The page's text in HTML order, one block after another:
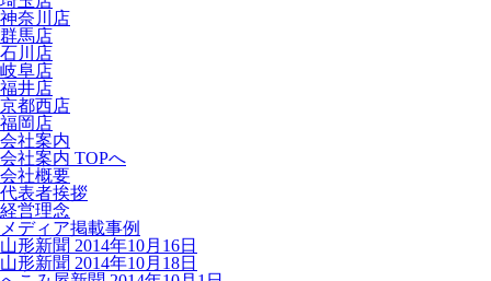
神奈川店
群馬店
石川店
岐阜店
福井店
京都西店
福岡店
会社案内
会社案内 TOPへ
会社概要
代表者挨拶
経営理念
メディア掲載事例
山形新聞 2014年10月16日
山形新聞 2014年10月18日